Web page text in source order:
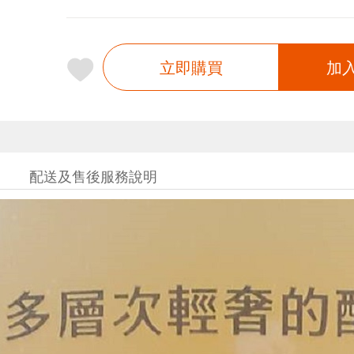
立即購買 加
配送及售後服務說明